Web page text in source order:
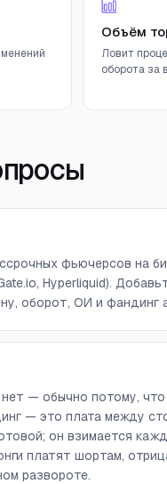
Объём
Ловит
оборота за
фьючерсов на
Gate.io, Hyperliquid).
оборот, ОИ и фандинг
— обычно потому, что
— это плата между
он взимается
платят шортам,
развороте.